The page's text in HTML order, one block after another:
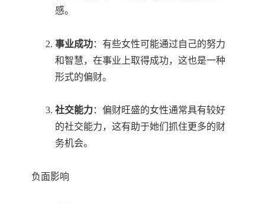
感。
事业成功：有些女性可能通过自己的努力
和智慧，在事业上取得成功，这也是一种
形式的偏财。
社交能力：偏财旺盛的女性通常具有较好
的社交能力，这有助于她们抓住更多的财
务机会。
负面影响